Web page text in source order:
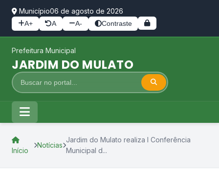
Município06 de agosto de 2026
A+ A A- Contraste
Prefeitura Municipal
JARDIM DO MULATO
Início
Notícias
Jardim do Mulato realiza I Conferência
Municipal d...